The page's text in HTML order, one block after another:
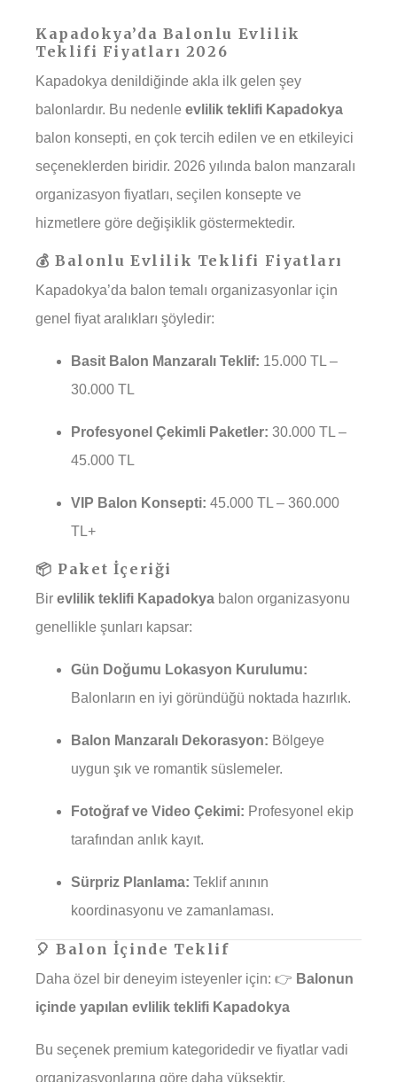
Kapadokya’da Balonlu Evlilik
Teklifi Fiyatları 2026
Kapadokya denildiğinde akla ilk gelen şey
balonlardır. Bu nedenle evlilik teklifi Kapadokya
balon konsepti, en çok tercih edilen ve en etkileyici
seçeneklerden biridir. 2026 yılında balon manzaralı
organizasyon fiyatları, seçilen konsepte ve
hizmetlere göre değişiklik göstermektedir.
💰 Balonlu Evlilik Teklifi Fiyatları
Kapadokya’da balon temalı organizasyonlar için
genel fiyat aralıkları şöyledir:
Basit Balon Manzaralı Teklif: 15.000 TL –
30.000 TL
Profesyonel Çekimli Paketler: 30.000 TL –
45.000 TL
VIP Balon Konsepti: 45.000 TL – 360.000
TL+
📦 Paket İçeriği
Bir evlilik teklifi Kapadokya balon organizasyonu
genellikle şunları kapsar:
Gün Doğumu Lokasyon Kurulumu:
Balonların en iyi göründüğü noktada hazırlık.
Balon Manzaralı Dekorasyon: Bölgeye
uygun şık ve romantik süslemeler.
Fotoğraf ve Video Çekimi: Profesyonel ekip
tarafından anlık kayıt.
Sürpriz Planlama: Teklif anının
koordinasyonu ve zamanlaması.
🎈 Balon İçinde Teklif
Daha özel bir deneyim isteyenler için: 👉 Balonun
içinde yapılan evlilik teklifi Kapadokya
Bu seçenek premium kategoridedir ve fiyatlar vadi
organizasyonlarına göre daha yüksektir.